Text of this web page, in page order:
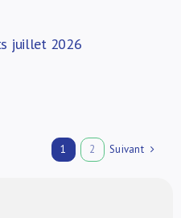
juillet 2026
1 2 Suivant